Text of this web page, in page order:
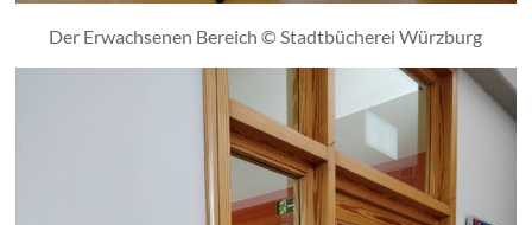
Der Erwachsenen Bereich © Stadtbücherei Würzburg